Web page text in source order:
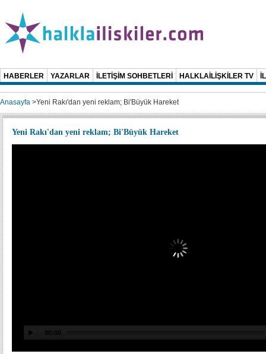
HABERLER YAZARLAR İLETİŞİM SOHBETLERİ HALKLAİLİŞKİLER TV
Anasayfa >Yeni Rakı'dan yeni reklam; Bi'Büyük Hareket
Yeni Rakı'dan yeni reklam; Bi'Büyük Hareket